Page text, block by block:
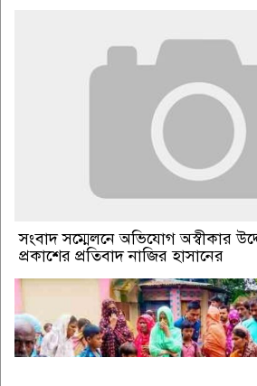
সংবাদ সম্মেলনে অভিযোগ অস্বীকার
প্রকাশের প্রতিবাদ নাজির হাসানের